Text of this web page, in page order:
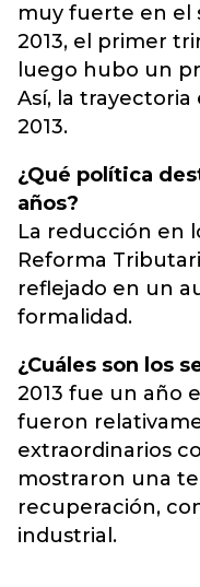
muy fuerte en el
2013, el primer
luego hubo un
Así, la
2013.
¿Qué política
años?
La reducción en
Reforma
reflejado en un
formalidad.
¿Cuáles son los
2013 fue un año
fueron
extraordinarios
mostraron una
recuperación,
industrial.